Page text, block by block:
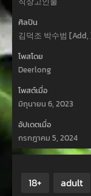
ศิลปิน
김덕조 박수범 [Add,
โพสโดย
Deerlong
โพสต์เมื่อ
มิถุนายน 6, 2023
อัปเดตเมื่อ
กรกฎาคม 5, 2024
18+ adult